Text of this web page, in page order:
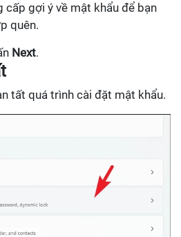
cấp gợi ý về mật khẩu để bạn
quên.
Next.
tất quá trình cài đặt mật khẩu.